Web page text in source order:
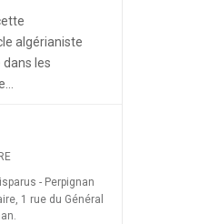
algérianiste
les
ayant
de la
et
après le 19
1962, 26
- Perpignan
1 rue du Général